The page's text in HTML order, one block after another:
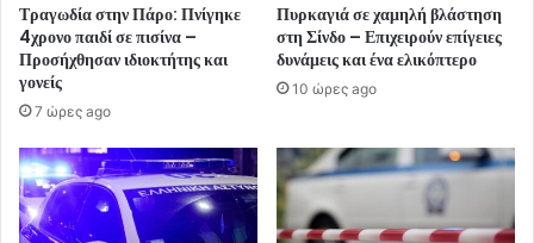
Τραγωδία στην Πάρο: Πνίγηκε
4χρονο παιδί σε πισίνα –
Προσήχθησαν ιδιοκτήτης και
γονείς
7 ώρες ago
Πυρκαγιά σε χαμηλή βλάστηση
στη Σίνδο – Επιχειρούν επίγειες
δυνάμεις και ένα ελικόπτερο
10 ώρες ago